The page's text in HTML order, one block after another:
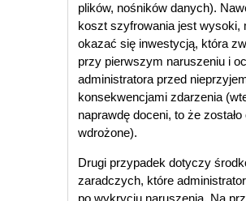
plików, nośników danych).
koszt szyfrowania jest wysoki,
okazać się inwestycją, która
przy pierwszym naruszeniu i
administratora przed
konsekwencjami zdarzenia
naprawdę doceni, to że zostało
wdrożone).
Drugi przypadek dotyczy
zaradczych, które administrator